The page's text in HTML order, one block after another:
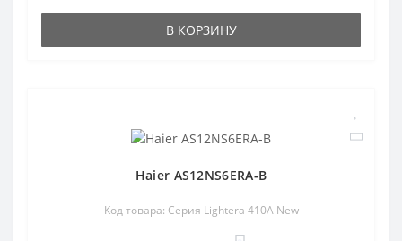
В КОРЗИНУ
Haier AS12NS6ERA-B
Код товара: Серия Lightera 410A New